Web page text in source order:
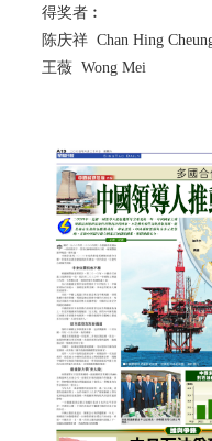
得奖者︰
陈庆祥 Chan Hing
王薇 Wong Mei